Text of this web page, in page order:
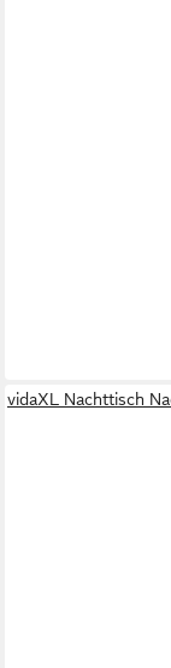
vidaXL Nachttisch